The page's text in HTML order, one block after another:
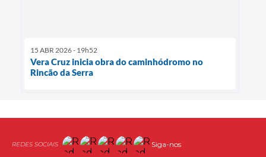
15 ABR 2026 - 19h52
Vera Cruz inicia obra do caminhódromo no
Rincão da Serra
Siga-nos